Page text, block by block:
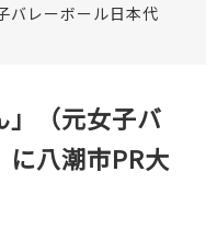
バレーボール日本代
」（元女子バ
に八潮市PR大